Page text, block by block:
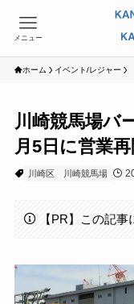
メニュー
ホーム イベント/レジャー
川崎競馬場バ
月5日に営業
川崎区 川崎競馬場
【PR】この記